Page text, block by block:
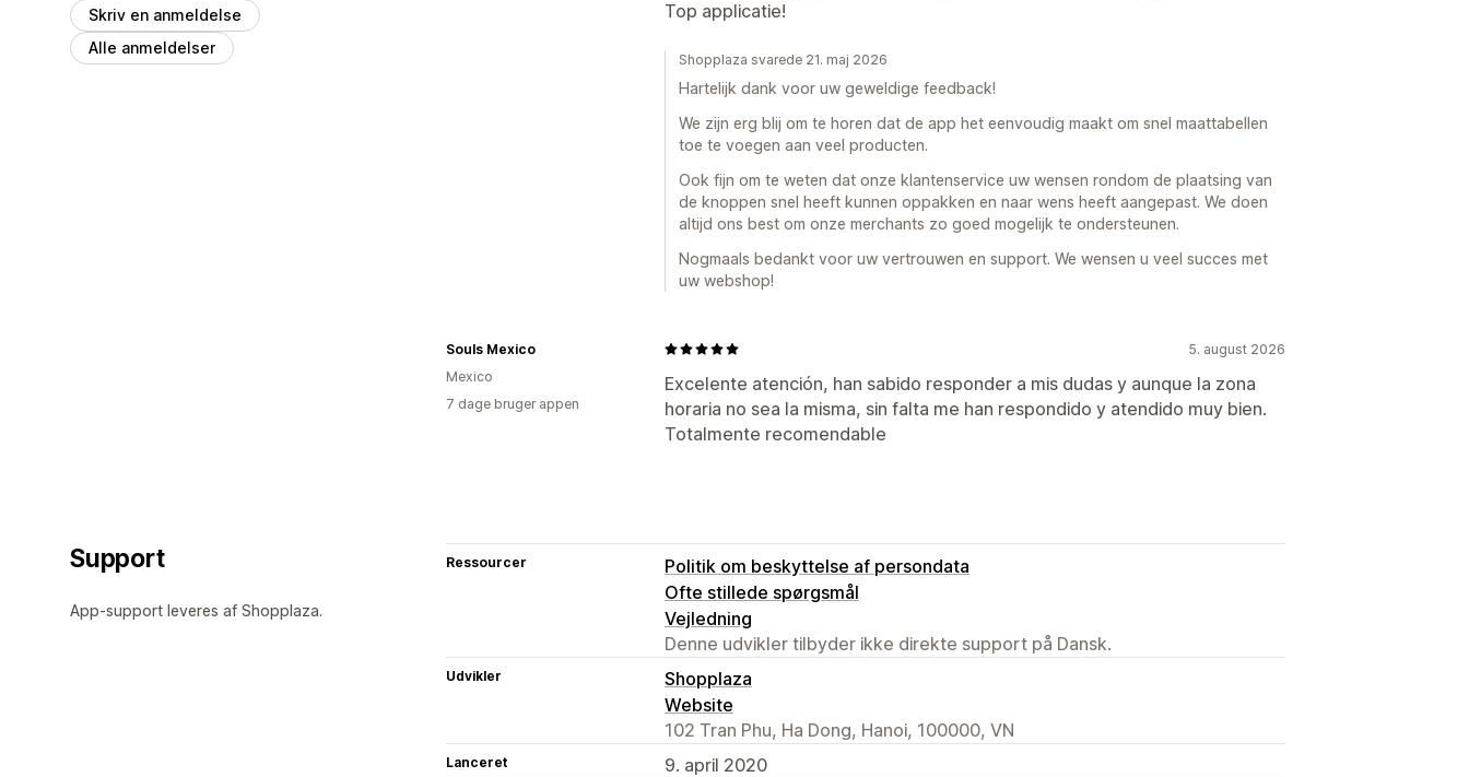
Skriv en anmeldelse
Alle anmeldelser
Top applicatie!
Shopplaza svarede 21. maj 2026
Hartelijk dank voor uw geweldige feedback!
We zijn erg blij om te horen dat de app het eenvoudig maakt om snel maattabellen
toe te voegen aan veel producten.
Ook fijn om te weten dat onze klantenservice uw wensen rondom de plaatsing van
de knoppen snel heeft kunnen oppakken en naar wens heeft aangepast. We doen
altijd ons best om onze merchants zo goed mogelijk te ondersteunen.
Nogmaals bedankt voor uw vertrouwen en support. We wensen u veel succes met
uw webshop!
5. august 2026
Excelente atención, han sabido responder a mis dudas y aunque la zona
horaria no sea la misma, sin falta me han respondido y atendido muy bien.
Totalmente recomendable
Souls Mexico
Mexico
7 dage bruger appen
Support
App-support leveres af Shopplaza.
Ressourcer
Politik om beskyttelse af persondata
Ofte stillede spørgsmål
Vejledning
Denne udvikler tilbyder ikke direkte support på Dansk.
Udvikler
Shopplaza
Website
102 Tran Phu, Ha Dong, Hanoi, 100000, VN
Lanceret 9. april 2020